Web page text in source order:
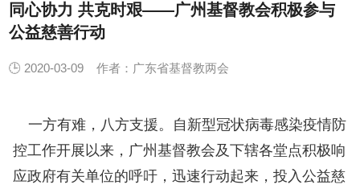
同心协力 共克时艰——广州基督教会积极参与
公益慈善行动
🕒 2020-03-09 作者：广东省基督教两会
一方有难，八方支援。自新型冠状病毒感染疫情防
控工作开展以来，广州基督教会及下辖各堂点积极响
应政府有关单位的呼吁，迅速行动起来，投入公益慈